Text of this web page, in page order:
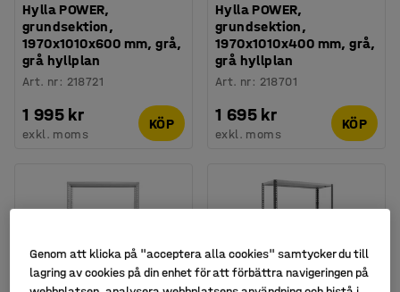
Hylla POWER,
grundsektion,
1970x1010x600 mm, grå,
grå hyllplan
Art. nr: 218721
1 995 kr
exkl. moms
KÖP
Hylla POWER,
grundsektion,
1970x1010x400 mm, grå,
grå hyllplan
Art. nr: 218701
1 695 kr
exkl. moms
KÖP
Genom att klicka på "acceptera alla cookies" samtycker du till
lagring av cookies på din enhet för att förbättra navigeringen på